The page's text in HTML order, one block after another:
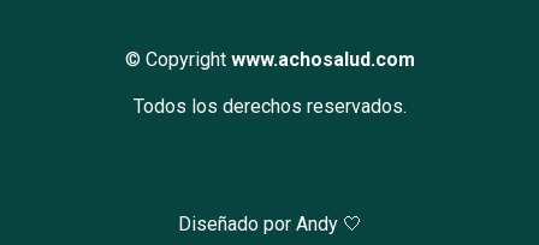
© Copyright www.achosalud.com
Todos los derechos reservados.
Diseñado por Andy 🤍